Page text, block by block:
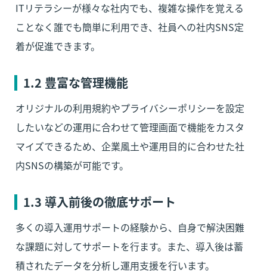
ITリテラシーが様々な社内でも、複雑な操作を覚える
ことなく誰でも簡単に利用でき、社員への社内SNS定
着が促進できます。
1.2 豊富な管理機能
オリジナルの利用規約やプライバシーポリシーを設定
したいなどの運用に合わせて管理画面で機能をカスタ
マイズできるため、企業風土や運用目的に合わせた社
内SNSの構築が可能です。
1.3 導入前後の徹底サポート
多くの導入運用サポートの経験から、自身で解決困難
な課題に対してサポートを行ます。また、導入後は蓄
積されたデータを分析し運用支援を行います。